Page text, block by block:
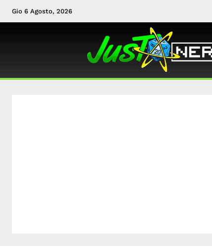
Gio 6 Agosto, 2026